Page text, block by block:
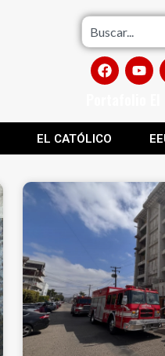
EL CATÓLICO